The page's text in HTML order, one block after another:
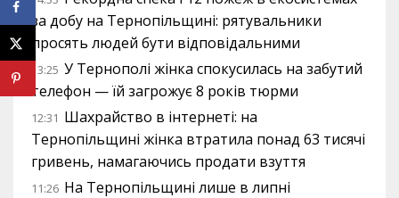
за добу на Тернопільщині: рятувальники
просять людей бути відповідальними
13:25 У Тернополі жінка спокусилась на забутий
телефон — їй загрожує 8 років тюрми
12:31 Шахрайство в інтернеті: на
Тернопільщині жінка втратила понад 63 тисячі
гривень, намагаючись продати взуття
11:26 На Тернопільщині лише в липні